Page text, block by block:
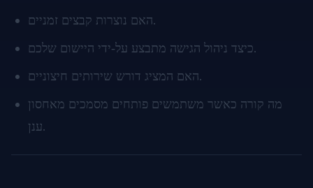
האם נוצרות קבצים זמניים.
כיצד ניהול הגישה מתבצע על‑ידי היישום שלכם.
האם המציג דורש שירותים חיצוניים.
מה קורה כאשר משתמשים פותחים מסמכים מאחסון
ענן.